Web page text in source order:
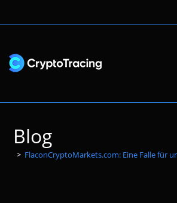
Inhalt
Blog
> FlaconCryptoMarkets.com: Eine Falle für